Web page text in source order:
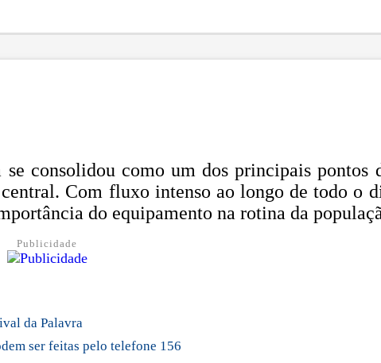
se consolidou como um dos principais pontos
Com fluxo intenso ao longo de todo o
do equipamento na rotina da
Publicidade
da Palavra
ser feitas pelo telefone 156